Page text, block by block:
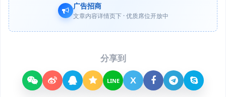
广告招商
文章内容详情页下 · 优质席位开放中
分享到
LINE X